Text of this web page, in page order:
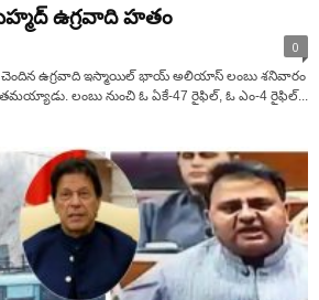
ఉగ్ర‌వాది హ‌తం
0
చెందిన ఉగ్ర‌వాది ఇస్మాయిల్ భాయ్ అలియాస్ లంబు శనివారం
లంబు నుంచి ఓ ఏకే-47 రైఫిల్, ఓ ఎం-4 రైఫిల్...